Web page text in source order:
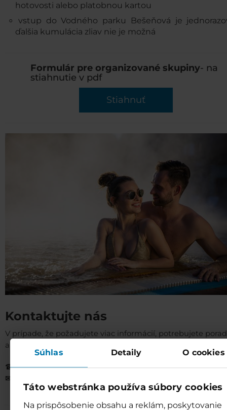
Súhlas Detaily O cookies
Táto webstránka používa súbory cookies
Na prispôsobenie obsahu a reklám, poskytovanie
hotovosti alebo platobnou kartou
vstup do Vodného parku Bešeňová je
ďalšia kumulácia zliav nie je možná
Formulár pre organizované skupiny- na
stiahnutie v pdf
Stiahnuť
Kontaktujte nás
V prípade, že požadujete viac informácií, potrebujete
alebo sa len chcete dozvedieť viac - smelo nás kontaktujte.
☎+421 917 998 844
✉